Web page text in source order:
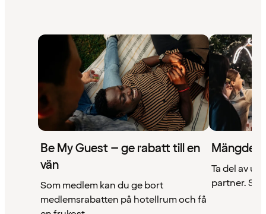
Be My Guest – ge rabatt till en
vän
Som medlem kan du ge bort
medlemsrabatten på hotellrum och få
Mängder
Ta del av
partner. Se